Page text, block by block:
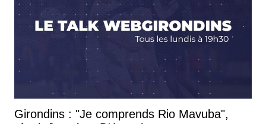
Girondins : "Je comprends Rio Mavuba",